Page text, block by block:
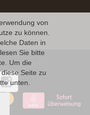
von
zu können.
Daten in
Sie bitte
Um die
Seite zu
unten.